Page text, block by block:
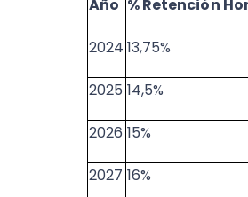
Año % Retención
2024 13,75%
2025 14,5%
2026 15%
2027 16%